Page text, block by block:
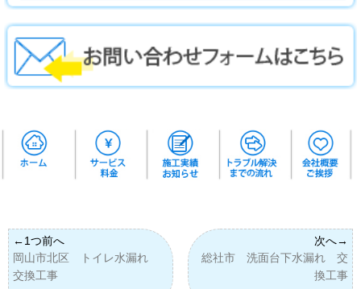
岡山市北区 トイレ水漏れ
交換工事
総社市 洗面台下水漏れ 交
換工事